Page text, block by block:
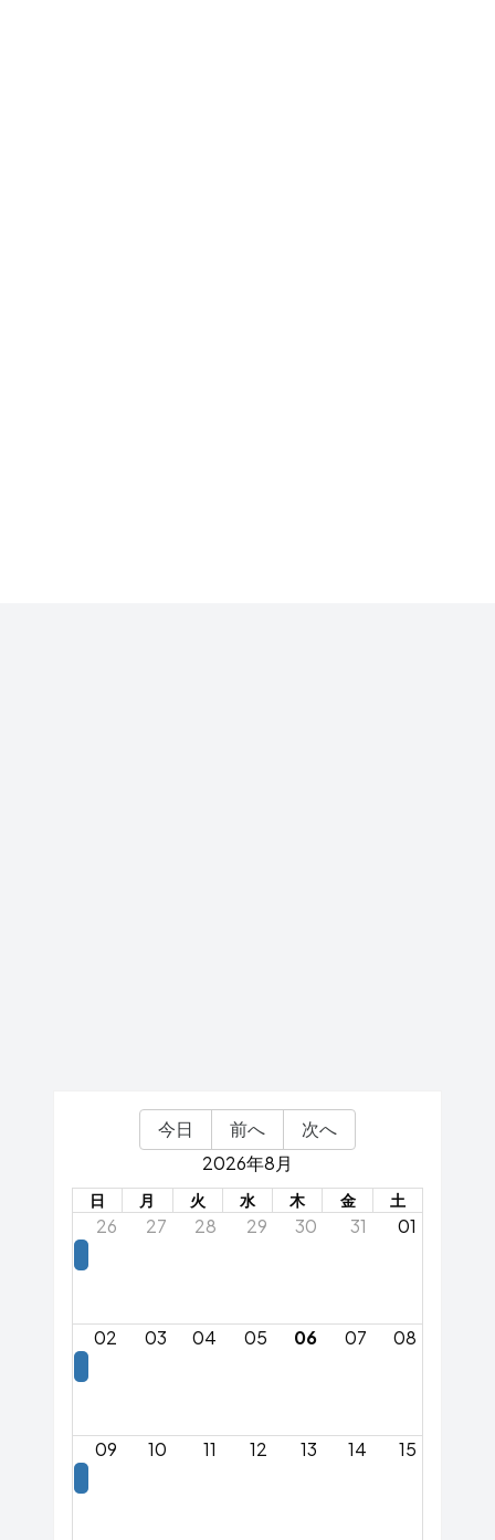
今日 前へ
次へ
2026年8月
日 月 火 水 木 金 土
26 27 28 29 30 31 01
02 03 04 05 06 07 08
09 10 11 12 13 14 15